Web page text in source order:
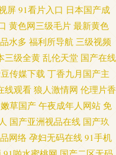
屏 91看片入口 日本国产成
黄色网三级毛片 最新黄色
水多 福利所导航 三级视频
三级全黄 乱伦天堂 国产在线
传媒下载 丁香九月国产主
线观看 狼人激情网 伦理片香
草国产午夜成年人网站 免
国产亚洲视品在线 国产玖
网络 孕妇无码在线 91手机